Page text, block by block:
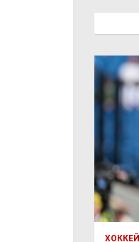
ХОККЕЙ